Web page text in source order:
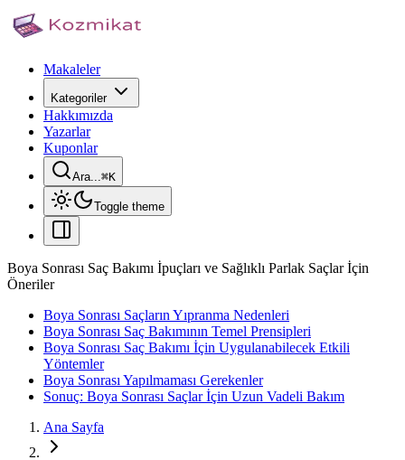
Makaleler
Kategoriler
Hakkımızda
Yazarlar
Kuponlar
Ara...⌘K
Toggle theme
Boya Sonrası Saç Bakımı İpuçları ve Sağlıklı Parlak Saçlar İçin
Öneriler
Boya Sonrası Saçların Yıpranma Nedenleri
Boya Sonrası Saç Bakımının Temel Prensipleri
Boya Sonrası Saç Bakımı İçin Uygulanabilecek Etkili
Yöntemler
Boya Sonrası Yapılmaması Gerekenler
Sonuç: Boya Sonrası Saçlar İçin Uzun Vadeli Bakım
Ana Sayfa